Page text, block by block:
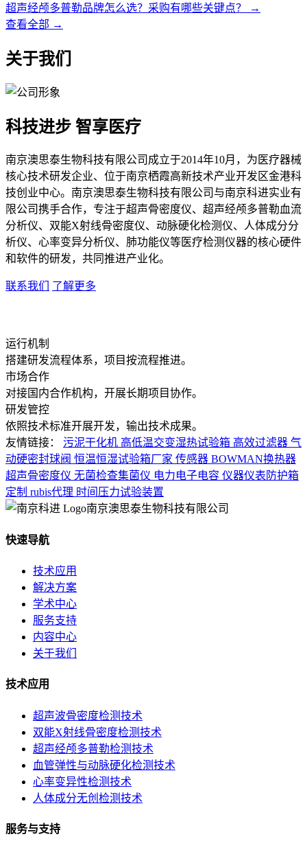
超声经颅多普勒品牌怎么选？采购有哪些关键点？
→
查看全部 →
关于我们
科技进步 智享医疗
南京澳思泰生物科技有限公司成立于2014年10月，为医疗器械
核心技术研发企业、位于南京栖霞高新技术产业开发区金港科
技创业中心。南京澳思泰生物科技有限公司与南京科进实业有
限公司携手合作，专注于超声骨密度仪、超声经颅多普勒血流
分析仪、双能X射线骨密度仪、动脉硬化检测仪、人体成分分
析仪、心率变异分析仪、肺功能仪等医疗检测仪器的核心硬件
和软件的研发，共同推进产业化。
联系我们 了解更多
运行机制
搭建研发流程体系，项目按流程推进。
市场合作
对接国内合作机构，开展长期项目协作。
研发管控
依照技术标准开展开发，输出技术成果。
友情链接：
污泥干化机 高低温交变湿热试验箱 高效过滤器 气
动硬密封球阀 恒温恒湿试验箱厂家 传感器 BOWMAN换热器
超声骨密度仪 无菌检查集菌仪 电力电子电容 仪器仪表防护箱
定制 rubis代理 时间压力试验装置
南京澳思泰生物科技有限公司
快速导航
技术应用
解决方案
学术中心
服务支持
内容中心
关于我们
技术应用
超声波骨密度检测技术
双能X射线骨密度检测技术
超声经颅多普勒检测技术
血管弹性与动脉硬化检测技术
心率变异性检测技术
人体成分无创检测技术
服务与支持